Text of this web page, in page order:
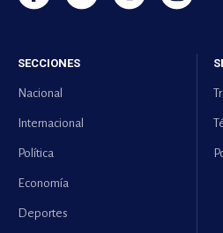
SECCIONES
Nacional
Internacional
Política
Economía
Deportes